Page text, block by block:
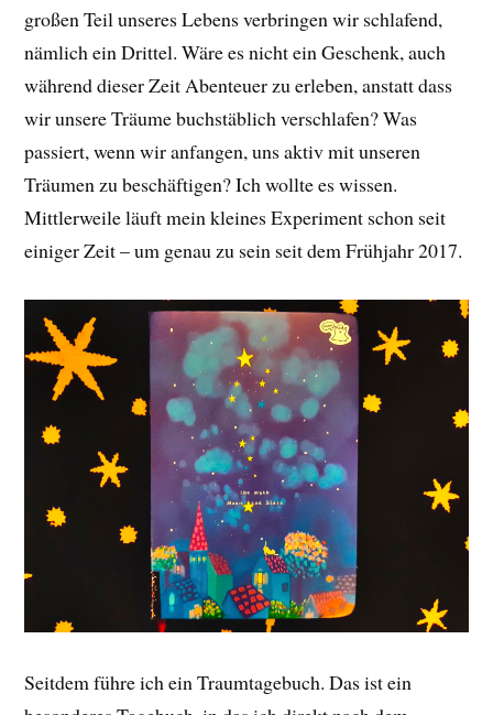
großen Teil unseres Lebens verbringen wir schlafend,
nämlich ein Drittel. Wäre es nicht ein Geschenk, auch
während dieser Zeit Abenteuer zu erleben, anstatt dass
wir unsere Träume buchstäblich verschlafen? Was
passiert, wenn wir anfangen, uns aktiv mit unseren
Träumen zu beschäftigen? Ich wollte es wissen.
Mittlerweile läuft mein kleines Experiment schon seit
einiger Zeit – um genau zu sein seit dem Frühjahr 2017.
Seitdem führe ich ein Traumtagebuch. Das ist ein